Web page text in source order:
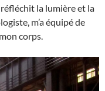
la lumière et la
m’a équipé de
corps.